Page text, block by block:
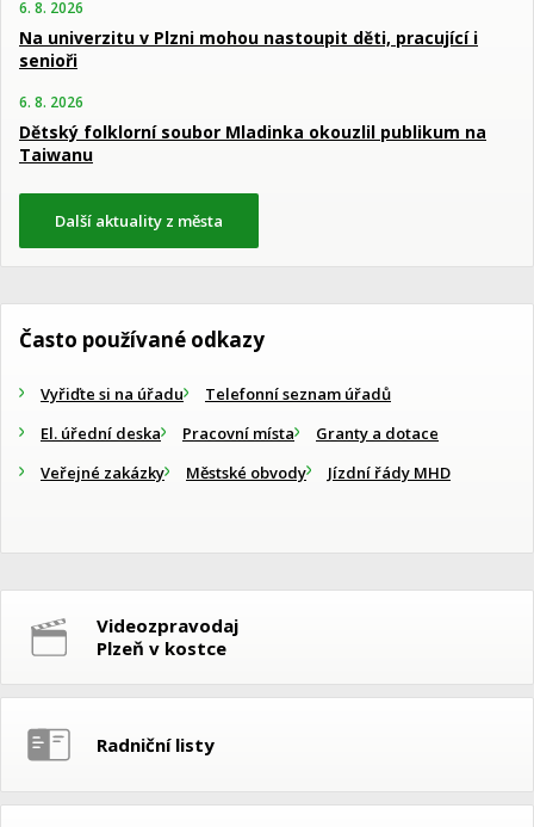
6. 8. 2026
Na univerzitu v Plzni mohou nastoupit děti, pracující i
senioři
6. 8. 2026
Dětský folklorní soubor Mladinka okouzlil publikum na
Taiwanu
Další aktuality z města
Často používané odkazy
Vyřiďte si na úřadu
Telefonní seznam úřadů
El. úřední deska
Pracovní místa
Granty a dotace
Veřejné zakázky
Městské obvody Jízdní řády MHD
Videozpravodaj
Plzeň v kostce
Radniční listy